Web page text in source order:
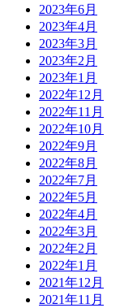
2023年6月
2023年4月
2023年3月
2023年2月
2023年1月
2022年12月
2022年11月
2022年10月
2022年9月
2022年8月
2022年7月
2022年5月
2022年4月
2022年3月
2022年2月
2022年1月
2021年12月
2021年11月